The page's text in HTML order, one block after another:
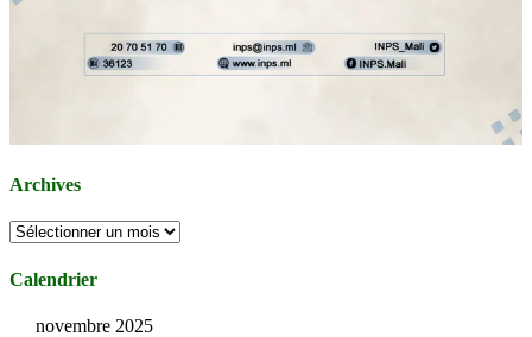
Archives
Archives
Calendrier
novembre 2025